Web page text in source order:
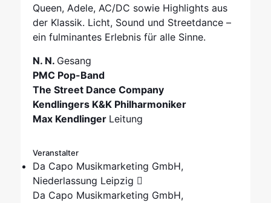
Queen, Adele, AC/DC sowie Highlights aus
der Klassik. Licht, Sound und Streetdance –
ein fulminantes Erlebnis für alle Sinne.
N. N. Gesang
PMC Pop-Band
The Street Dance Company
Kendlingers K&K Philharmoniker
Max Kendlinger Leitung
Veranstalter
Da Capo Musikmarketing GmbH,
Niederlassung Leipzig
Da Capo Musikmarketing GmbH,